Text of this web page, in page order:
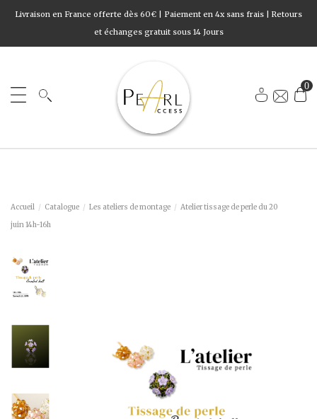
Livraison en France offerte dès 60€ | Paiement en 4x sans frais | Retours
et échanges gratuit sous 14 Jours
0
Accueil Catalogue Les ateliers de montage
Atelier tissage de perle du 20
juin 14h-16h